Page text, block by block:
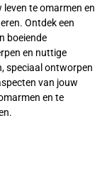
leven te omarmen en
Ontdek een
boeiende
en nuttige
speciaal ontworpen
van jouw
en te